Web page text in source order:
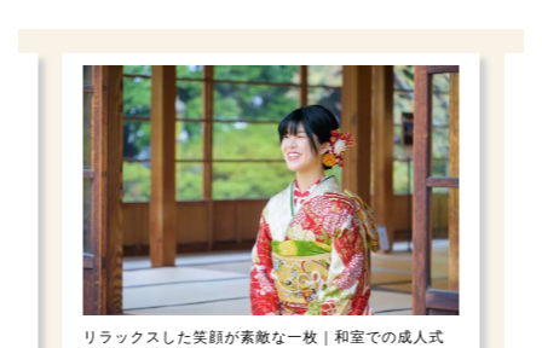
雪景色に映える着物姿の一枚｜庭園での成人式の前